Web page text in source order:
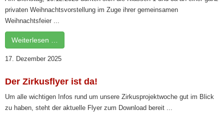
privaten Weihnachtsvorstellung im Zuge ihrer gemeinsamen
Weihnachtsfeier ...
Weiterlesen …
17. Dezember 2025
Der Zirkusflyer ist da!
Um alle wichtigen Infos rund um unsere Zirkusprojektwoche gut im Blick
zu haben, steht der aktuelle Flyer zum Download bereit ...